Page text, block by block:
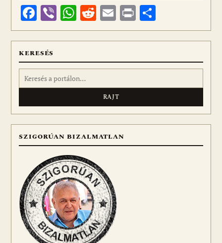
Facebook
ViberWhatsApp
Reddit
Email
Print
meg
KERESÉS
Keresés:
SZIGORÚAN BIZALMATLAN